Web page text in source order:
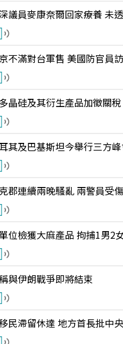
議員麥康奈爾回家療養 未
不滿對台軍售 美國防官員
晶硅及其衍生產品加徵關稅
其及巴基斯坦今舉行三方
郡連續兩晚騷亂 兩警員受傷
位檢獲大麻產品 拘捕1男2
與伊朗戰爭即將結束
民滯留休達 地方首長批中